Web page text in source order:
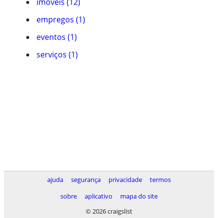
empregos (1)
eventos (1)
serviços (1)
ajuda segurança privacidade
termos
sobre
aplicativo
mapa do site
© 2026 craigslist